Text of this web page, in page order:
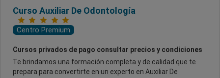
Curso Auxiliar De Odontología
Centro Premium
Cursos privados de pago consultar precios y condiciones
Te brindamos una formación completa y de calidad que te
prepara para convertirte en un experto en Auxiliar De